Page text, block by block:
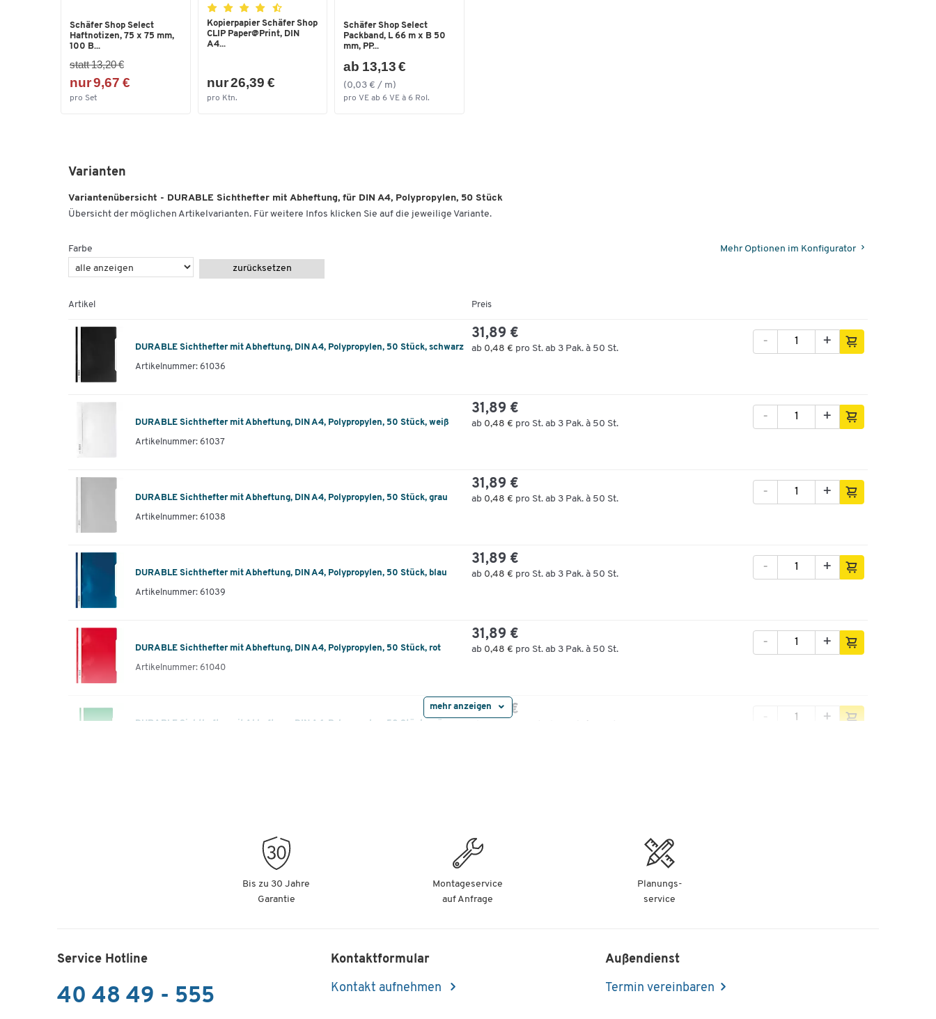
Schäfer Shop Select
Haftnotizen, 75 x 75 mm,
100 B...
statt 13,20 €
nur 9,67 €
pro Set
Kopierpapier Schäfer Shop
CLIP Paper@Print, DIN
A4...
nur 26,39 €
pro Ktn.
Schäfer Shop Select
Packband, L 66 m x B 50
mm, PP...
ab 13,13 €
(0,03 € / m)
pro VE ab 6 VE à 6 Rol.
Varianten
Variantenübersicht - DURABLE Sichthefter mit Abheftung, für DIN A4, Polypropylen, 50 Stück
Übersicht der möglichen Artikelvarianten. Für weitere Infos klicken Sie auf die jeweilige Variante.
Farbe
zurücksetzen
Mehr Optionen im Konfigurator
Artikel Preis
DURABLE Sichthefter mit Abheftung, DIN A4, Polypropylen, 50 Stück, schwarz
Artikelnummer: 61036
31,89 €
ab 0,48 € pro St. ab 3 Pak. à 50 St.
+
-
DURABLE Sichthefter mit Abheftung, DIN A4, Polypropylen, 50 Stück, weiß
Artikelnummer: 61037
31,89 €
ab 0,48 € pro St. ab 3 Pak. à 50 St.
+
-
DURABLE Sichthefter mit Abheftung, DIN A4, Polypropylen, 50 Stück, grau
Artikelnummer: 61038
31,89 €
ab 0,48 € pro St. ab 3 Pak. à 50 St.
+
-
DURABLE Sichthefter mit Abheftung, DIN A4, Polypropylen, 50 Stück, blau
Artikelnummer: 61039
31,89 €
ab 0,48 € pro St. ab 3 Pak. à 50 St.
+
-
DURABLE Sichthefter mit Abheftung, DIN A4, Polypropylen, 50 Stück, rot
Artikelnummer: 61040
31,89 €
ab 0,48 € pro St. ab 3 Pak. à 50 St.
+
-
DURABLE Sichthefter mit Abheftung, DIN A4, Polypropylen, 50 Stück, grün
31,89 € +
mehr anzeigen
Bis zu 30 Jahre
Garantie
Montageservice
auf Anfrage
Planungs-
service
Service Hotline
40 48 49 - 555
Kontaktformular
Kontakt aufnehmen
Außendienst
Termin vereinbaren